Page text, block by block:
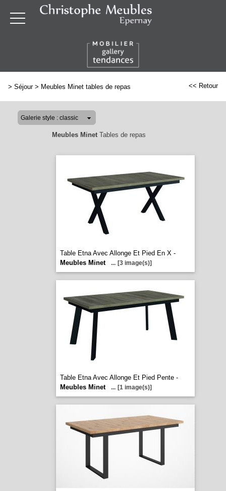
> Séjour> Meubles Minet tables de repas << Retour
Meubles MinetTables de repas
Table Etna Avec Allonge Et Pied En X -
Meubles Minet
... [3 image(s)]
Table Etna Avec Allonge Et Pied Pente -
Meubles Minet
... [1 image(s)]